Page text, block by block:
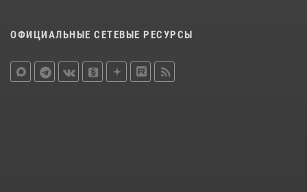
ОФИЦИАЛЬНЫЕ СЕТЕВЫЕ РЕСУРСЫ